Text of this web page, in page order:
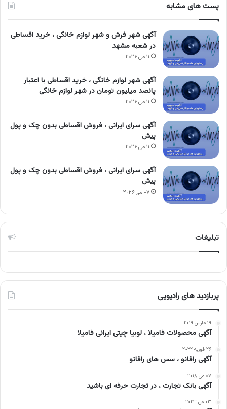
پست های مشابه
آگهی شهر فرش و شهر لوازم خانگی ، خرید اقساطی
در شعبه مشهد
۱۱ می ۲۰۲۶
آگهی شهر لوازم خانگی ، خرید اقساطی با اعتبار
پانصد میلیون تومان در شهر لوازم خانگی
۱۱ می ۲۰۲۶
آگهی سرای ایرانی ، فروش اقساطی بدون چک و پول
پیش
۱۱ می ۲۰۲۶
آگهی سرای ایرانی ، فروش اقساطی بدون چک و پول
پیش
۰۷ می ۲۰۲۶
تبلیغات
پربازدید های رادیویی
۱۹ مارس ۲۰۱۹
آگهی محصولات فامیلا ، لوبیا چیتی ایرانی فامیلا
۲۶ فوریه ۲۰۲۲
آگهی رافانو ، سس های رافانو
۰۷ می ۲۰۱۸
آگهی بانک تجارت ، در تجارت حرفه ای باشید
۰۳ می ۲۰۲۳